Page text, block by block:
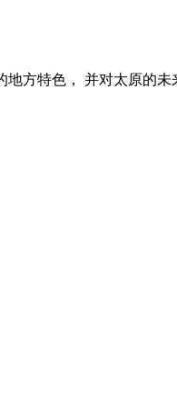
方特色， 并对太原的未